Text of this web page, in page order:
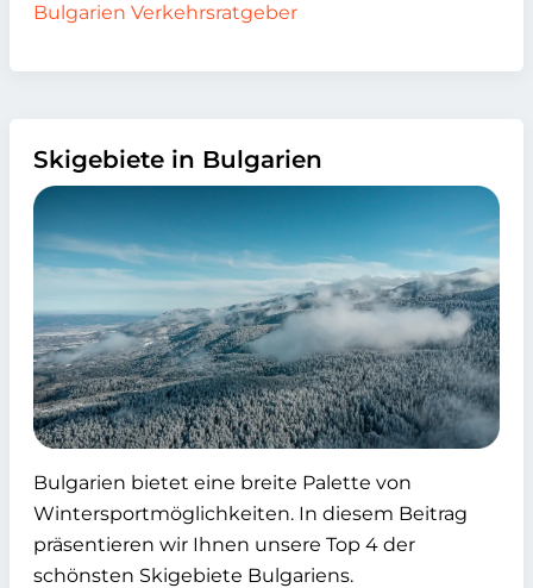
Bulgarien Verkehrsratgeber
Skigebiete in Bulgarien
Bulgarien bietet eine breite Palette von
Wintersportmöglichkeiten. In diesem Beitrag
präsentieren wir Ihnen unsere Top 4 der
schönsten Skigebiete Bulgariens.